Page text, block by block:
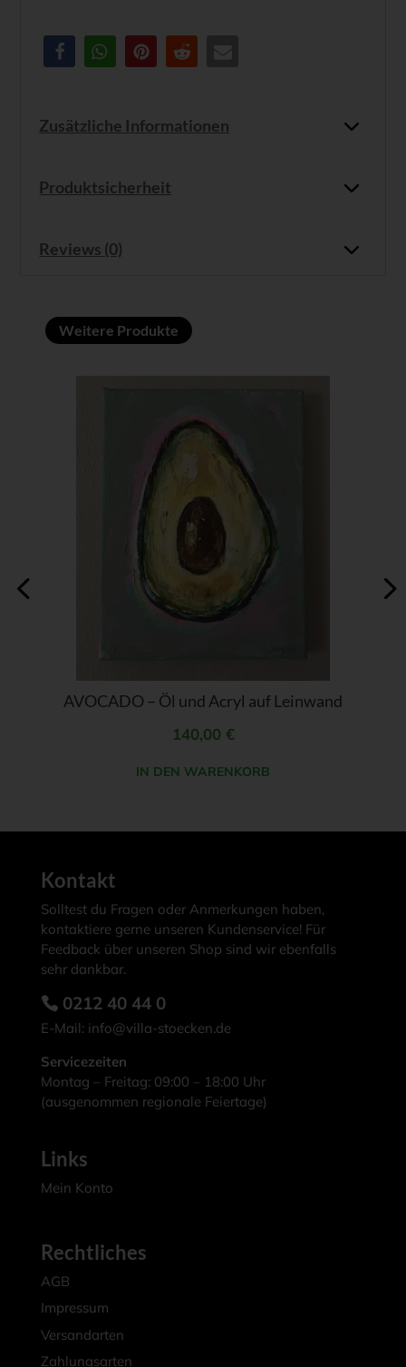
Zusätzliche Informationen
Produktsicherheit
Reviews (0)
Weitere Produkte
AVOCADO – Öl und Acryl auf Leinwand
140,00 €
IN DEN WARENKORB
Kontakt
Solltest du Fragen oder Anmerkungen haben,
kontaktiere gerne unseren Kundenservice! Für
Feedback über unseren Shop sind wir ebenfalls
sehr dankbar.
0212 40 44 0
E-Mail: info@villa-stoecken.de
Servicezeiten
Montag – Freitag: 09:00 – 18:00 Uhr
(ausgenommen regionale Feiertage)
Links
Mein Konto
Rechtliches
AGB
Impressum
Versandarten
Zahlungsarten